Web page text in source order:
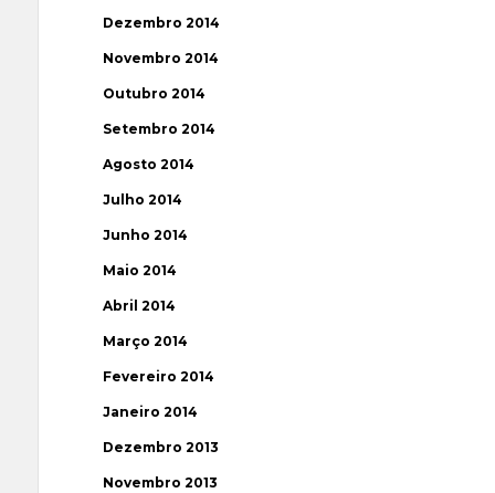
Dezembro 2014
Novembro 2014
Outubro 2014
Setembro 2014
Agosto 2014
Julho 2014
Junho 2014
Maio 2014
Abril 2014
Março 2014
Fevereiro 2014
Janeiro 2014
Dezembro 2013
Novembro 2013